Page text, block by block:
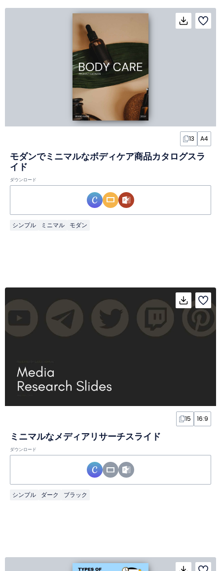
13 A4
モダンでミニマルなボディケア商品カタログスラ
イド
ダウンロード
シンプル ミニマル モダン
15 16:9
ミニマルなメディアリサーチスライド
ダウンロード
シンプル ダーク ブラック